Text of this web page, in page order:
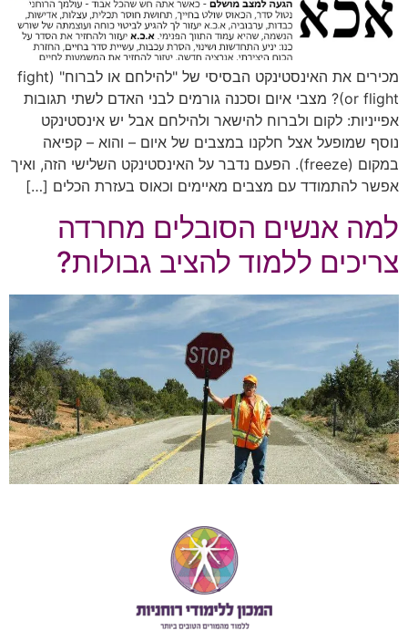
מכירים את האינסטינקט הבסיסי של "להילחם או לברוח" (fight
or flight)? מצבי איום וסכנה גורמים לבני האדם לשתי תגובות
אפייניות: לקום ולברוח להישאר ולהילחם אבל יש אינסטינקט
נוסף שמופעל אצל חלקנו במצבים של איום – והוא – קפיאה
במקום (freeze). הפעם נדבר על האינסטינקט השלישי הזה, ואיך
אפשר להתמודד עם מצבים מאיימים וכאוס בעזרת הכלים […]
למה אנשים הסובלים מחרדה
צריכים ללמוד להציב גבולות?